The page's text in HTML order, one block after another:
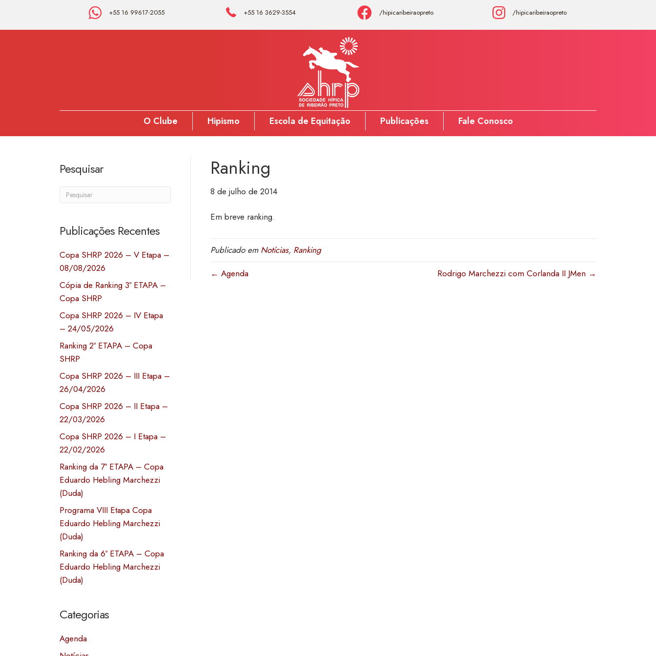
+55 16 99617-2055 +55 16 3629-3554 /hipicaribeiraopreto /hipicaribeiraopreto
O Clube Hipismo Escola de Equitação Publicações Fale Conosco
Pesquisar
Publicações Recentes
Copa SHRP 2026 – V Etapa –
08/08/2026
Cópia de Ranking 3ª ETAPA –
Copa SHRP
Copa SHRP 2026 – IV Etapa
– 24/05/2026
Ranking 2ª ETAPA – Copa
SHRP
Copa SHRP 2026 – III Etapa –
26/04/2026
Copa SHRP 2026 – II Etapa –
22/03/2026
Copa SHRP 2026 – I Etapa –
22/02/2026
Ranking da 7ª ETAPA – Copa
Eduardo Hebling Marchezzi
(Duda)
Programa VIII Etapa Copa
Eduardo Hebling Marchezzi
(Duda)
Ranking da 6ª ETAPA – Copa
Eduardo Hebling Marchezzi
(Duda)
Categorias
Agenda
Ranking
8 de julho de 2014
Em breve ranking.
Publicado em Notícias, Ranking
← Agenda
Rodrigo Marchezzi com Corlanda II JMen →